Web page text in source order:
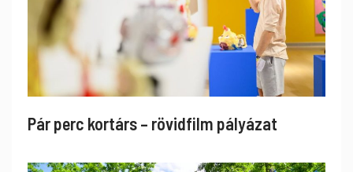
Pár perc kortárs – rövidfilm pályázat